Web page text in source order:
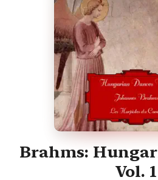
Rechercher
Brahms:
Vol. 1